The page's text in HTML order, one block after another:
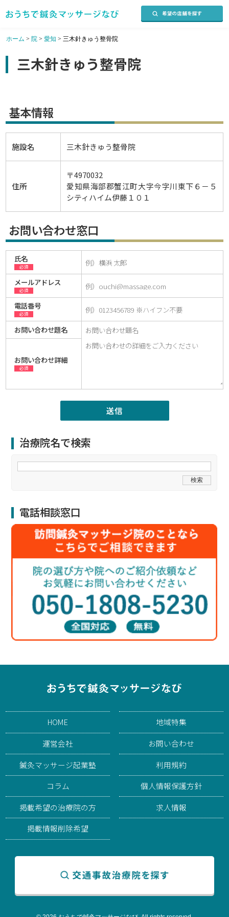
ホーム > 院> 愛知 > 三木針きゅう整骨院
三木針きゅう整骨院
基本情報
施設名 三木針きゅう整骨院
住所
〒4970032
愛知県海部郡蟹江町大字今字川東下６－５
シティハイム伊藤１０１
お問い合わせ窓口
氏名
必須
メールアドレス
必須
電話番号
必須
お問い合わせ題名
お問い合わせ詳細
必須
治療院名で検索
電話相談窓口
HOME
運営会社
鍼灸マッサージ起業塾
コラム
掲載希望の治療院の方
掲載情報削除希望
地域特集
お問い合わせ
利用規約
個人情報保護方針
求人情報